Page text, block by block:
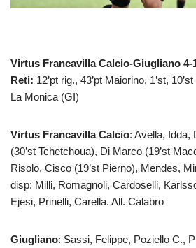
Virtus Francavilla Calcio-Giugliano 4-
Reti: 12’pt rig., 43’pt Maiorino, 1’st,
La Monica (GI)
Virtus Francavilla Calcio: Avella, Idda,
(30’st Tchetchoua), Di Marco (19’st
Risolo, Cisco (19’st Pierno), Mendes,
disp: Milli, Romagnoli, Cardoselli,
Ejesi, Prinelli, Carella. All. Calabro
Giugliano: Sassi, Felippe, Poziello C.,